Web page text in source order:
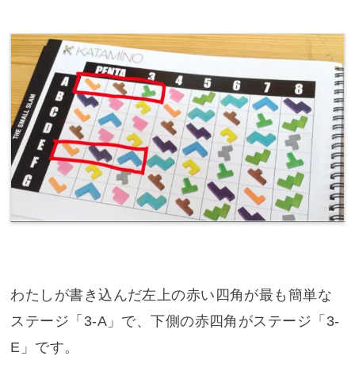
わたしが書き込んだ左上の赤い四角が最も簡単な
ステージ「3-A」で、下側の赤四角がステージ「3-
E」です。